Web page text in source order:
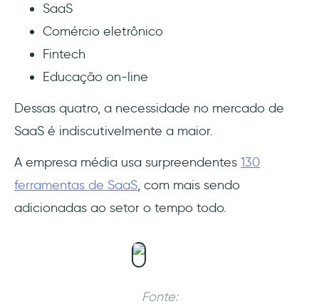
SaaS
Comércio eletrônico
Fintech
Educação on-line
Dessas quatro, a necessidade no mercado de
SaaS é indiscutivelmente a maior.
A empresa média usa surpreendentes 130
ferramentas de SaaS, com mais sendo
adicionadas ao setor o tempo todo.
Fonte: